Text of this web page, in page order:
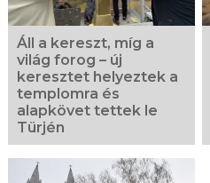
Áll a kereszt, míg a
világ forog – új
keresztet helyeztek a
templomra és
alapkövet tettek le
Türjén